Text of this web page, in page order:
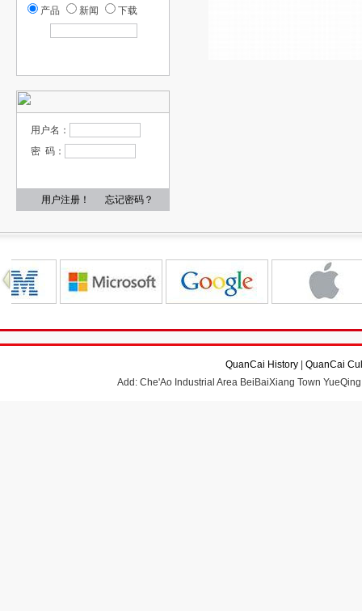
产品 新闻 下载
用户名：
密 码：
用户注册！ 忘记密码？
QuanCai History
QuanCai
Add: Che'Ao Industrial Area BeiBaiXiang Town